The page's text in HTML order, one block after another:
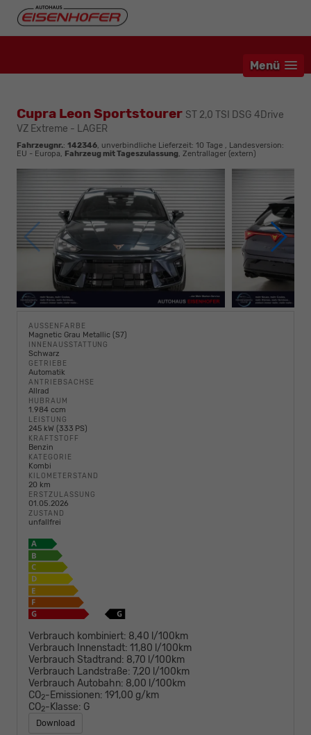
Menü
Cupra Leon Sportstourer ST 2,0 TSI DSG 4Drive
VZ Extreme - LAGER
Fahrzeugnr.: 142346, unverbindliche Lieferzeit: 10 Tage , Landesversion:
EU - Europa, Fahrzeug mit Tageszulassung, Zentrallager (extern)
AUSSENFARBE
Magnetic Grau Metallic (S7)
INNENAUSSTATTUNG
Schwarz
GETRIEBE
Automatik
ANTRIEBSACHSE
Allrad
HUBRAUM
1.984 ccm
LEISTUNG
245 kW (333 PS)
KRAFTSTOFF
Benzin
KATEGORIE
Kombi
KILOMETERSTAND
20 km
ERSTZULASSUNG
01.05.2026
ZUSTAND
unfallfrei
Verbrauch kombiniert: 8,40 l/100km
Verbrauch Innenstadt: 11,80 l/100km
Verbrauch Stadtrand: 8,70 l/100km
Verbrauch Landstraße: 7,20 l/100km
Verbrauch Autobahn: 8,00 l/100km
CO2-Emissionen: 191,00 g/km
CO2-Klasse: G
Download